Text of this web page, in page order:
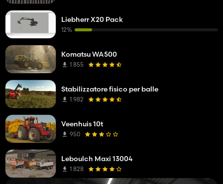
Liebherr X20 Pack
12%
Komatsu WA500
1 855
Stabilizzatore fisico per balle
1 982
Veenhuis 10t
950
Leboulch Maxi 13004
1 828